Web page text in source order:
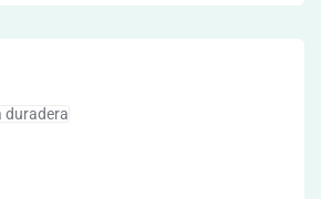
duradera